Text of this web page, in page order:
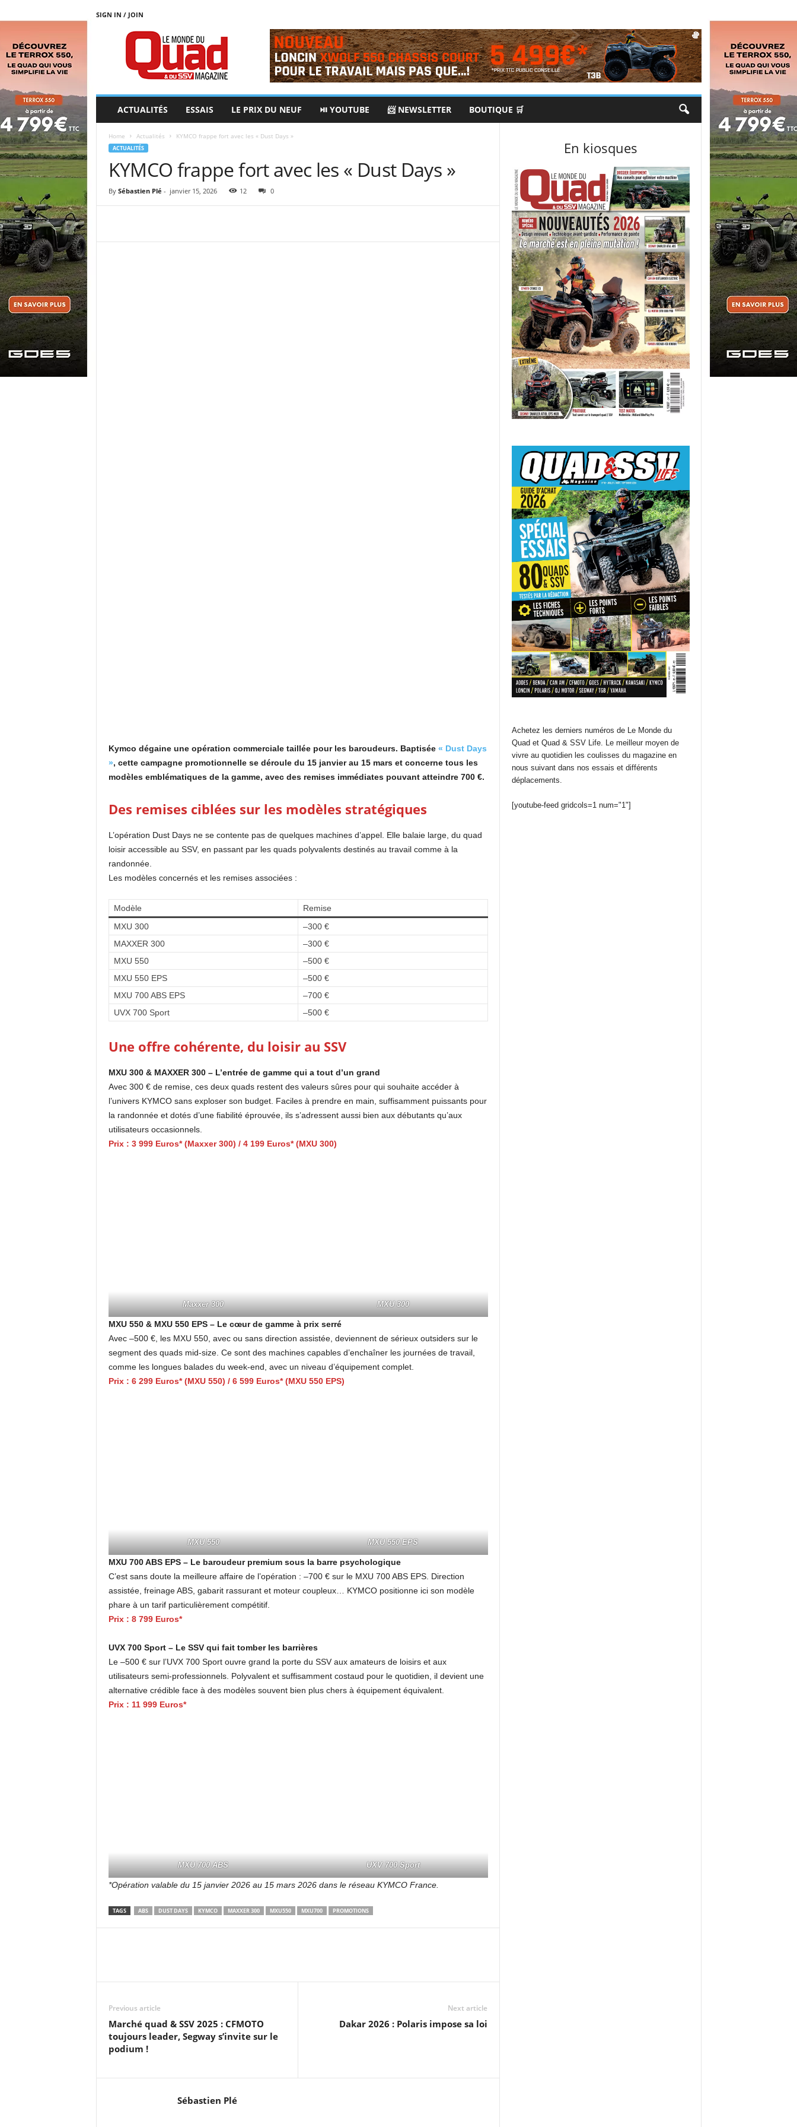
SIGN IN / JOIN
ACTUALITÉS ESSAIS LE PRIX DU NEUF ⏯ YOUTUBE 📨 NEWSLETTER BOUTIQUE 🛒
Home Actualités KYMCO frappe fort avec les « Dust Days »
ACTUALITÉS
KYMCO frappe fort avec les « Dust Days »
By Sébastien Plé - janvier 15, 2026 12 0
Kymco dégaine une opération commerciale taillée pour les baroudeurs. Baptisée « Dust Days
», cette campagne promotionnelle se déroule du 15 janvier au 15 mars et concerne tous les
modèles emblématiques de la gamme, avec des remises immédiates pouvant atteindre 700 €.
Des remises ciblées sur les modèles stratégiques
L’opération Dust Days ne se contente pas de quelques machines d’appel. Elle balaie large, du quad
loisir accessible au SSV, en passant par les quads polyvalents destinés au travail comme à la
randonnée.
Les modèles concernés et les remises associées :
Modèle
Remise
MXU 300
–300 €
MAXXER 300
–300 €
MXU 550
–500 €
MXU 550 EPS
–500 €
MXU 700 ABS EPS
–700 €
UVX 700 Sport
–500 €
Une offre cohérente, du loisir au SSV
MXU 300 & MAXXER 300 – L’entrée de gamme qui a tout d’un grand
Avec 300 € de remise, ces deux quads restent des valeurs sûres pour qui souhaite accéder à
l’univers KYMCO sans exploser son budget. Faciles à prendre en main, suffisamment puissants pour
la randonnée et dotés d’une fiabilité éprouvée, ils s’adressent aussi bien aux débutants qu’aux
utilisateurs occasionnels.
Prix : 3 999 Euros* (Maxxer 300) / 4 199 Euros* (MXU 300)
Maxxer 300 MXU 300
MXU 550 & MXU 550 EPS – Le cœur de gamme à prix serré
Avec –500 €, les MXU 550, avec ou sans direction assistée, deviennent de sérieux outsiders sur le
segment des quads mid-size. Ce sont des machines capables d’enchaîner les journées de travail,
comme les longues balades du week-end, avec un niveau d’équipement complet.
Prix : 6 299 Euros* (MXU 550) / 6 599 Euros* (MXU 550 EPS)
MXU 550 MXU 550 EPS
MXU 700 ABS EPS – Le baroudeur premium sous la barre psychologique
C’est sans doute la meilleure affaire de l’opération : –700 € sur le MXU 700 ABS EPS. Direction
assistée, freinage ABS, gabarit rassurant et moteur coupleux… KYMCO positionne ici son modèle
phare à un tarif particulièrement compétitif.
Prix : 8 799 Euros*
UVX 700 Sport – Le SSV qui fait tomber les barrières
Le –500 € sur l’UVX 700 Sport ouvre grand la porte du SSV aux amateurs de loisirs et aux
utilisateurs semi-professionnels. Polyvalent et suffisamment costaud pour le quotidien, il devient une
alternative crédible face à des modèles souvent bien plus chers à équipement équivalent.
Prix : 11 999 Euros*
MXU 700 ABS UXV 700 Sport
*Opération valable du 15 janvier 2026 au 15 mars 2026 dans le réseau KYMCO France.
TAGS ABS DUST DAYS KYMCO MAXXER 300 MXU550 MXU700 PROMOTIONS
Previous article
Marché quad & SSV 2025 : CFMOTO
toujours leader, Segway s’invite sur le
podium !
Next article
Dakar 2026 : Polaris impose sa loi
Sébastien Plé
En kiosques
Achetez les derniers numéros de Le Monde du
Quad et Quad & SSV Life. Le meilleur moyen de
vivre au quotidien les coulisses du magazine en
nous suivant dans nos essais et différents
déplacements.
[youtube-feed gridcols=1 num="1"]